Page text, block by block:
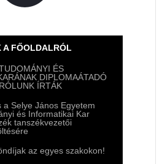
A FŐOLDALRÓL
ÉS
DIPLOMAÁTADÓ
ÍRTÁK
a Selye János Egyetem
és Informatikai Kar
tanszékvezetői
az egyes szakokon!